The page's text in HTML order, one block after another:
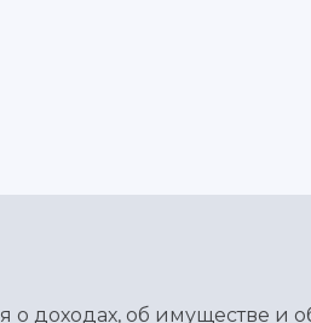
о доходах, об имуществе и